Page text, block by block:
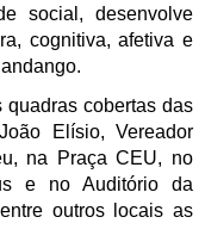
social, desenvolve
cognitiva, afetiva e
quadras cobertas das
Elísio, Vereador
na Praça CEU, no
e no Auditório da
outros locais as